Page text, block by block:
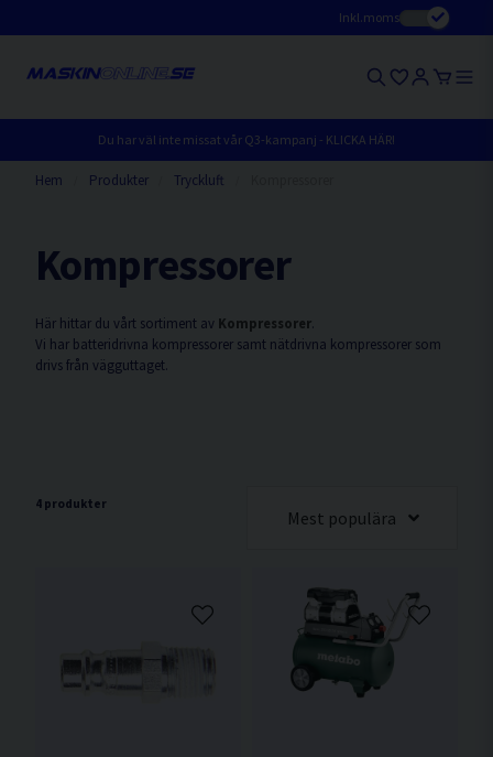
Inkl.moms
Du har väl inte missat vår Q3-kampanj - KLICKA HÄR!
Hem Produkter Tryckluft
Kompressorer
Här hittar du vårt sortiment av Kompressorer
Vi har batteridrivna kompressorer samt nätdrivna kompressorer som
drivs från vägguttaget.
4 produkter
Mest populära